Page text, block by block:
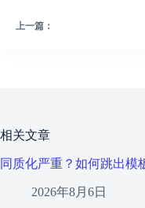
上一篇：
相关文章
同质化严重？如何跳出模
2026年8月6日